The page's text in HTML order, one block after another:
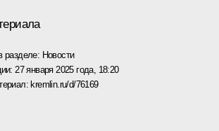
разделе: Новости
27 января 2025 года, 18:20
kremlin.ru/d/76169